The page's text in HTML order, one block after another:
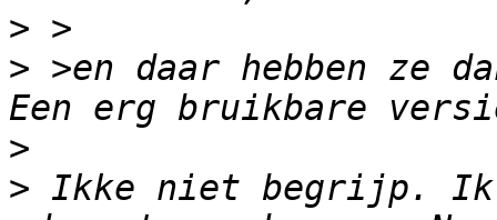
>
> >en daar hebben ze
>
> Ikke niet begrijp. Ik